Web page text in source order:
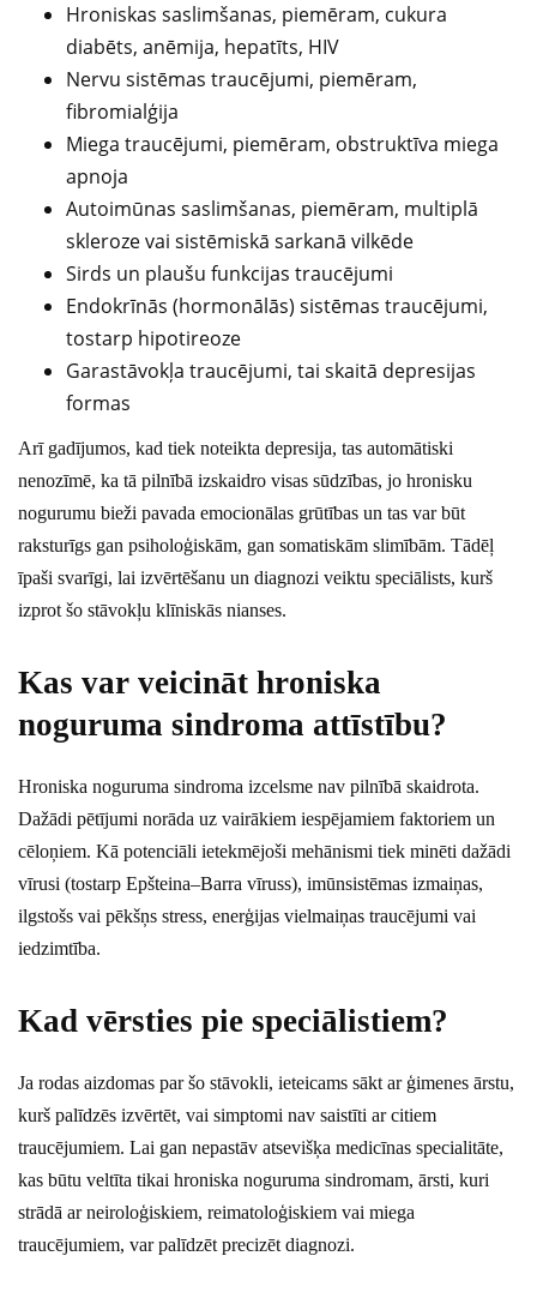
Hroniskas saslimšanas, piemēram, cukura
diabēts, anēmija, hepatīts, HIV
Nervu sistēmas traucējumi, piemēram,
fibromialģija
Miega traucējumi, piemēram, obstruktīva miega
apnoja
Autoimūnas saslimšanas, piemēram, multiplā
skleroze vai sistēmiskā sarkanā vilkēde
Sirds un plaušu funkcijas traucējumi
Endokrīnās (hormonālās) sistēmas traucējumi,
tostarp hipotireoze
Garastāvokļa traucējumi, tai skaitā depresijas
formas
Arī gadījumos, kad tiek noteikta depresija, tas automātiski
nenozīmē, ka tā pilnībā izskaidro visas sūdzības, jo hronisku
nogurumu bieži pavada emocionālas grūtības un tas var būt
raksturīgs gan psiholoģiskām, gan somatiskām slimībām. Tādēļ
īpaši svarīgi, lai izvērtēšanu un diagnozi veiktu speciālists, kurš
izprot šo stāvokļu klīniskās nianses.
Kas var veicināt hroniska
noguruma sindroma attīstību?
Hroniska noguruma sindroma izcelsme nav pilnībā skaidrota.
Dažādi pētījumi norāda uz vairākiem iespējamiem faktoriem un
cēloņiem. Kā potenciāli ietekmējoši mehānismi tiek minēti dažādi
vīrusi (tostarp Epšteina–Barra vīruss), imūnsistēmas izmaiņas,
ilgstošs vai pēkšņs stress, enerģijas vielmaiņas traucējumi vai
iedzimtība.
Kad vērsties pie speciālistiem?
Ja rodas aizdomas par šo stāvokli, ieteicams sākt ar ģimenes ārstu,
kurš palīdzēs izvērtēt, vai simptomi nav saistīti ar citiem
traucējumiem. Lai gan nepastāv atsevišķa medicīnas specialitāte,
kas būtu veltīta tikai hroniska noguruma sindromam, ārsti, kuri
strādā ar neiroloģiskiem, reimatoloģiskiem vai miega
traucējumiem, var palīdzēt precizēt diagnozi.